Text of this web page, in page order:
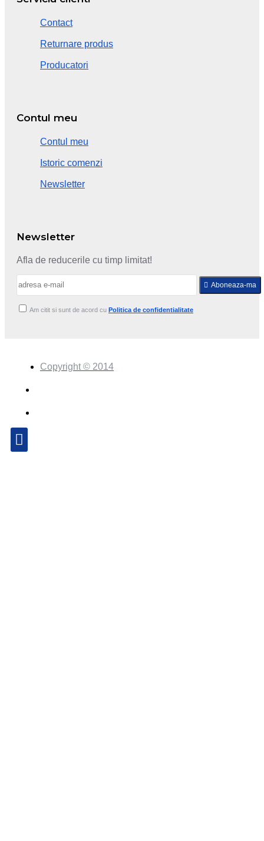
Contact
Returnare produs
Producatori
Contul meu
Contul meu
Istoric comenzi
Newsletter
Newsletter
Afla de reducerile cu timp limitat!
Aboneaza-ma
Am citit si sunt de acord cu Politica de confidentialitate
Copyright © 2014